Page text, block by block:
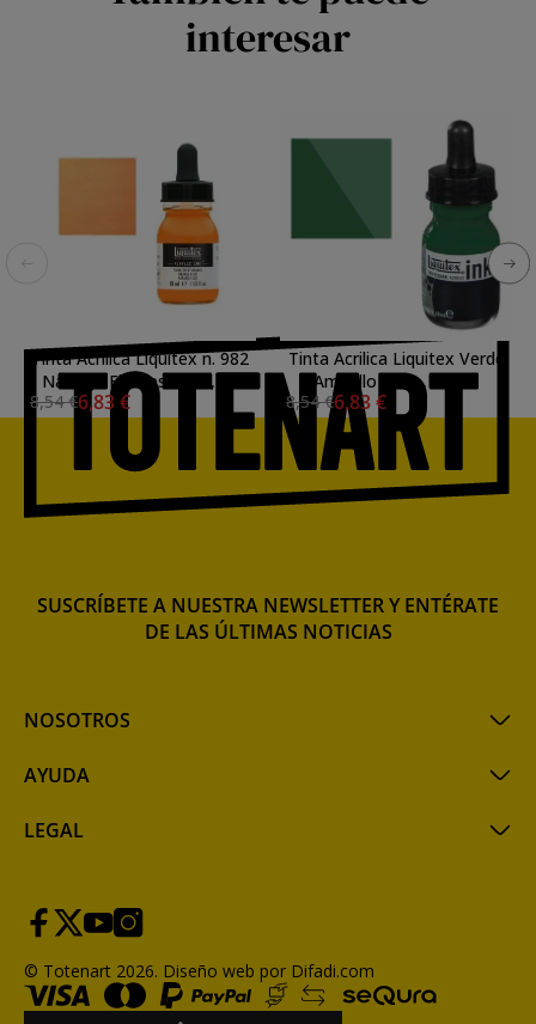
interesar
Tinta Acrilica Liquitex n. 982
Naranja Fluorescente, 30
ml.
8,54 €6,83 €
Tinta Acrilica Liquitex Verde
Amarillo Ftalo, 30 ml.
8,54 €6,83 €
NOSOTROS
AYUDA
LEGAL
SUSCRÍBETE A NUESTRA NEWSLETTER Y ENTÉRATE
DE LAS ÚLTIMAS NOTICIAS
© Totenart 2026. Diseño web por Difadi.com